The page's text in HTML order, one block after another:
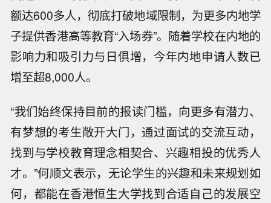
额达600多人，彻底打破地域限制，为更多内地学
子提供香港高等教育“入场券”。随着学校在内地的
影响力和吸引力与日俱增，今年内地申请人数已
增至超8,000人。
“我们始终保持目前的报读门槛，向更多有潜力、
有梦想的考生敞开大门，通过面试的交流互动，
找到与学校教育理念相契合、兴趣相投的优秀人
才。”何顺文表示，无论学生的兴趣和未来规划如
何，都能在香港恒生大学找到合适自己的发展空